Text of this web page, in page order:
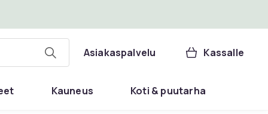
Asiakaspalvelu Kassalle
Kauneus Koti & puutarha